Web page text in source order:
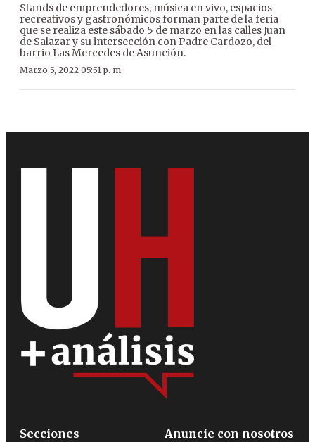
Stands de emprendedores, música en vivo, espacios
recreativos y gastronómicos forman parte de la feria
que se realiza este sábado 5 de marzo en las calles Juan
de Salazar y su intersección con Padre Cardozo, del
barrio Las Mercedes de Asunción.
Marzo 5, 2022 05:51 p. m.
Secciones
Anuncie con nosotros